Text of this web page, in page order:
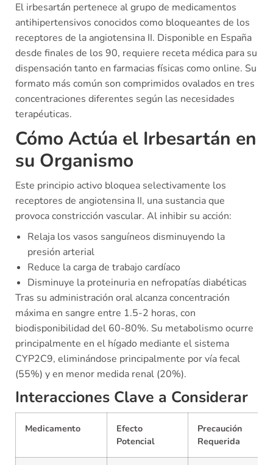
El irbesartán pertenece al grupo de medicamentos
antihipertensivos conocidos como bloqueantes de los
receptores de la angiotensina II. Disponible en España
desde finales de los 90, requiere receta médica para su
dispensación tanto en farmacias físicas como online. Su
formato más común son comprimidos ovalados en tres
concentraciones diferentes según las necesidades
terapéuticas.
Cómo Actúa el Irbesartán en
su Organismo
Este principio activo bloquea selectivamente los
receptores de angiotensina II, una sustancia que
provoca constricción vascular. Al inhibir su acción:
Relaja los vasos sanguíneos disminuyendo la
presión arterial
Reduce la carga de trabajo cardíaco
Disminuye la proteinuria en nefropatías diabéticas
Tras su administración oral alcanza concentración
máxima en sangre entre 1.5-2 horas, con
biodisponibilidad del 60-80%. Su metabolismo ocurre
principalmente en el hígado mediante el sistema
CYP2C9, eliminándose principalmente por vía fecal
(55%) y en menor medida renal (20%).
Interacciones Clave a Considerar
Medicamento
Efecto
Potencial
Precaución
Requerida